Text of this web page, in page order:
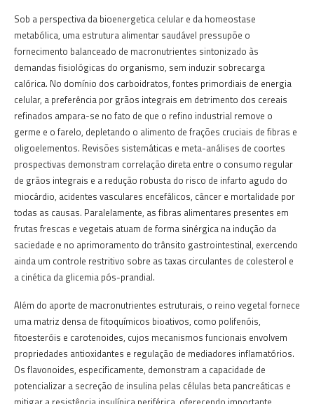
Sob a perspectiva da bioenergetica celular e da homeostase
metabólica, uma estrutura alimentar saudável pressupõe o
fornecimento balanceado de macronutrientes sintonizado às
demandas fisiológicas do organismo, sem induzir sobrecarga
calórica. No domínio dos carboidratos, fontes primordiais de energia
celular, a preferência por grãos integrais em detrimento dos cereais
refinados ampara-se no fato de que o refino industrial remove o
germe e o farelo, depletando o alimento de frações cruciais de fibras e
oligoelementos. Revisões sistemáticas e meta-análises de coortes
prospectivas demonstram correlação direta entre o consumo regular
de grãos integrais e a redução robusta do risco de infarto agudo do
miocárdio, acidentes vasculares encefálicos, câncer e mortalidade por
todas as causas. Paralelamente, as fibras alimentares presentes em
frutas frescas e vegetais atuam de forma sinérgica na indução da
saciedade e no aprimoramento do trânsito gastrointestinal, exercendo
ainda um controle restritivo sobre as taxas circulantes de colesterol e
a cinética da glicemia pós-prandial.
Além do aporte de macronutrientes estruturais, o reino vegetal fornece
uma matriz densa de fitoquímicos bioativos, como polifenóis,
fitoesteróis e carotenoides, cujos mecanismos funcionais envolvem
propriedades antioxidantes e regulação de mediadores inflamatórios.
Os flavonoides, especificamente, demonstram a capacidade de
potencializar a secreção de insulina pelas células beta pancreáticas e